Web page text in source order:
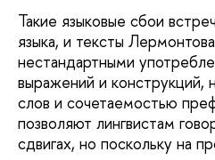
Такие языковые сбои
языка, и тексты
нестандартными
выражений и
слов и сочетаемостью
позволяют лингвистам
сдвигах, но поскольку на